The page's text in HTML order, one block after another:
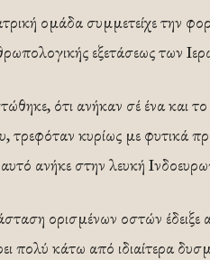
ομάδα συμμετείχε την
εξετάσεως των
ότι ανήκαν σέ ένα και
τρεφόταν κυρίως με φυτικά
ανήκε στην λευκή
ορισμένων οστών έδειξε
πολύ κάτω από ιδιαίτερα